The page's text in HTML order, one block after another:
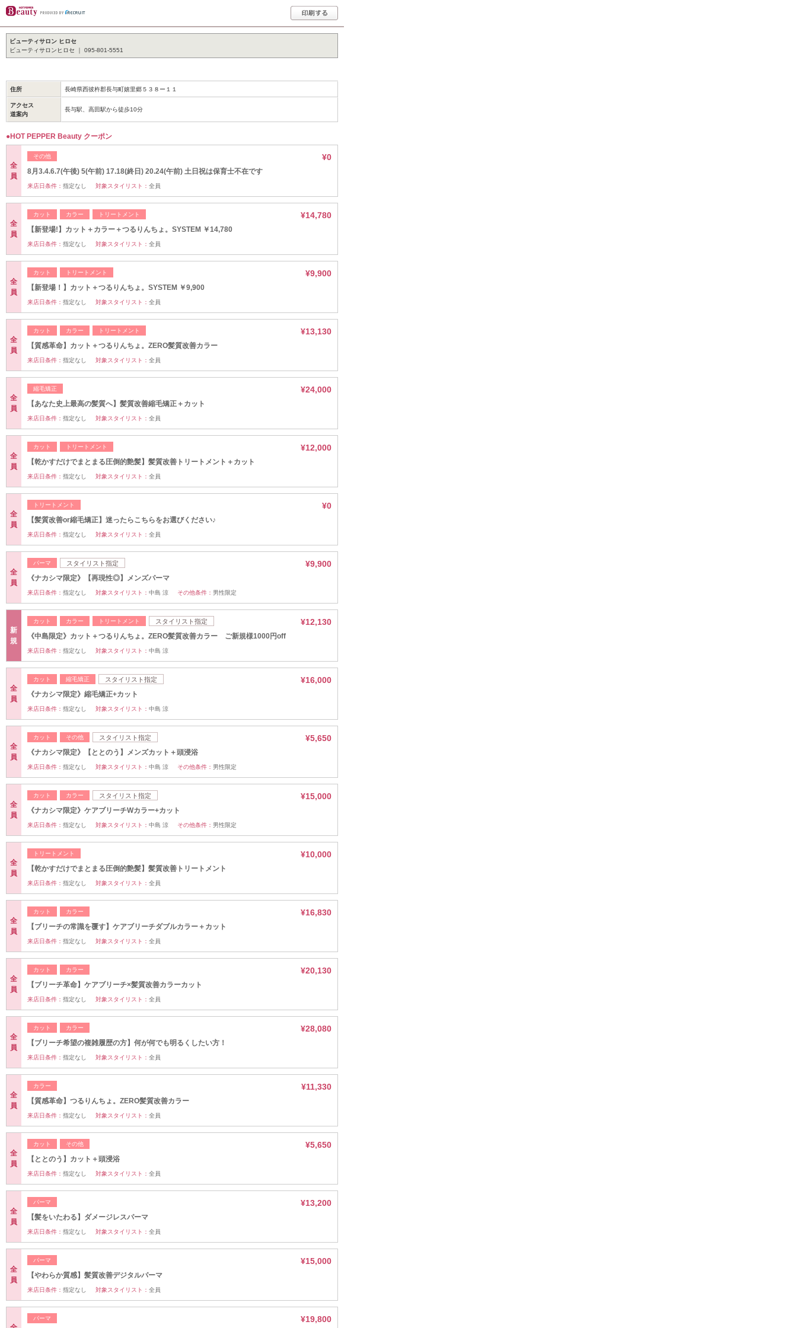
ビューティサロン ヒロセ
ビューティサロンヒロセ ｜ 095-801-5551
住所 長崎県西彼杵郡長与町嬉里郷５３８ー１１
アクセス
道案内
長与駅、高田駅から徒歩10分
●HOT PEPPER Beauty クーポン
全
員
その他
8月3.4.6.7(午後) 5(午前) 17.18(終日) 20.24(午前) 土日祝は保育士不在です
¥0
来店日条件： 指定なし 対象スタイリスト： 全員
全
員
カット カラー トリートメント
【新登場!】カット＋カラー＋つるりんちょ。SYSTEM ￥14,780
¥14,780
来店日条件： 指定なし 対象スタイリスト： 全員
全
員
カット トリートメント
【新登場！】カット＋つるりんちょ。SYSTEM ￥9,900
¥9,900
来店日条件： 指定なし 対象スタイリスト： 全員
全
員
カット カラー トリートメント
【質感革命】カット＋つるりんちょ。ZERO髪質改善カラー
¥13,130
来店日条件： 指定なし 対象スタイリスト： 全員
全
員
縮毛矯正
【あなた史上最高の髪質へ】髪質改善縮毛矯正＋カット
¥24,000
来店日条件： 指定なし 対象スタイリスト： 全員
全
員
カット トリートメント
【乾かすだけでまとまる圧倒的艶髪】髪質改善トリートメント＋カット
¥12,000
来店日条件： 指定なし 対象スタイリスト： 全員
全
員
トリートメント
【髪質改善or縮毛矯正】迷ったらこちらをお選びください♪
¥0
来店日条件： 指定なし 対象スタイリスト： 全員
全
員
パーマ スタイリスト指定
《ナカシマ限定》【再現性◎】メンズパーマ
¥9,900
来店日条件： 指定なし 対象スタイリスト： 中島 涼 その他条件： 男性限定
新
規
カット カラー トリートメント スタイリスト指定
《中島限定》カット＋つるりんちょ。ZERO髪質改善カラー ご新規様1000円off
¥12,130
来店日条件： 指定なし 対象スタイリスト： 中島 涼
全
員
カット 縮毛矯正 スタイリスト指定
《ナカシマ限定》縮毛矯正+カット
¥16,000
来店日条件： 指定なし 対象スタイリスト： 中島 涼
全
員
カット その他 スタイリスト指定
《ナカシマ限定》【ととのう】メンズカット＋頭浸浴
¥5,650
来店日条件： 指定なし 対象スタイリスト： 中島 涼 その他条件： 男性限定
全
員
カット カラー スタイリスト指定
《ナカシマ限定》ケアブリーチWカラー+カット
¥15,000
来店日条件： 指定なし 対象スタイリスト： 中島 涼 その他条件： 男性限定
全
員
トリートメント
【乾かすだけでまとまる圧倒的艶髪】髪質改善トリートメント
¥10,000
来店日条件： 指定なし 対象スタイリスト： 全員
全
員
カット カラー
【ブリーチの常識を覆す】ケアブリーチダブルカラー＋カット
¥16,830
来店日条件： 指定なし 対象スタイリスト： 全員
全
員
カット カラー
【ブリーチ革命】ケアブリーチ×髪質改善カラーカット
¥20,130
来店日条件： 指定なし 対象スタイリスト： 全員
全
員
カット カラー
【ブリーチ希望の複雑履歴の方】何が何でも明るくしたい方！
¥28,080
来店日条件： 指定なし 対象スタイリスト： 全員
全
員
カラー
【質感革命】つるりんちょ。ZERO髪質改善カラー
¥11,330
来店日条件： 指定なし 対象スタイリスト： 全員
全
員
カット その他
【ととのう】カット＋頭浸浴
¥5,650
来店日条件： 指定なし 対象スタイリスト： 全員
全
員
パーマ
【髪をいたわる】ダメージレスパーマ
¥13,200
来店日条件： 指定なし 対象スタイリスト： 全員
全
員
パーマ
【やわらか質感】髪質改善デジタルパーマ
¥15,000
来店日条件： 指定なし 対象スタイリスト： 全員
パーマ ¥19,800